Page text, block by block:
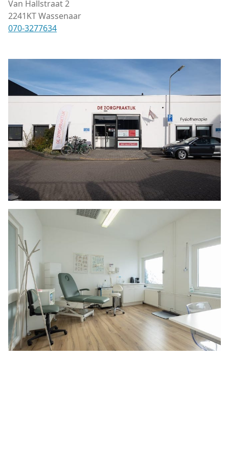
Van Hallstraat 2
2241KT Wassenaar
070-3277634